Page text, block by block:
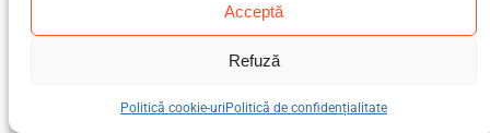
Acceptă
Refuză
Politică cookie-uri Politică de confidențialitate